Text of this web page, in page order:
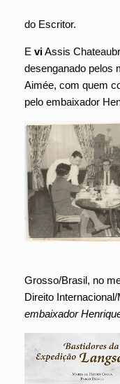
do Escritor.
E viAssis
desenganado pelos
Aimée, com quem
pelo embaixador
Grosso/Brasil, no
Direito
embaixador